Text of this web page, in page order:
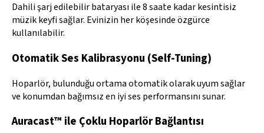
Dahili şarj edilebilir bataryası ile 8 saate kadar kesintisiz
müzik keyfi sağlar. Evinizin her köşesinde özgürce
kullanılabilir.
Otomatik Ses Kalibrasyonu (Self-Tuning)
Hoparlör, bulunduğu ortama otomatik olarak uyum sağlar
ve konumdan bağımsız en iyi ses performansını sunar.
Auracast™ ile Çoklu Hoparlör Bağlantısı